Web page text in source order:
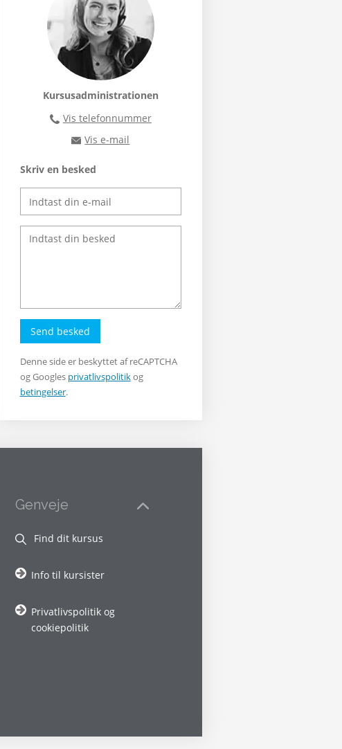
Kursusadministrationen
Vis telefonnummer
46300400
Vis e-mail
rts@rts.dk
Skriv en besked
Send besked
Denne side er beskyttet af reCAPTCHA
og Googles privatlivspolitikog
betingelser.
Genveje
Find dit kursus
Info til kursister
Privatlivspolitik og
cookiepolitik